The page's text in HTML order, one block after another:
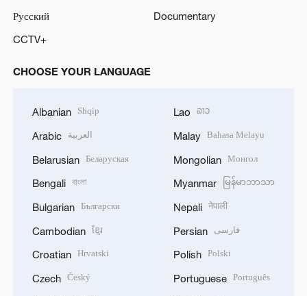
Русский
Documentary
CCTV+
CHOOSE YOUR LANGUAGE
Albanian Shqip
Arabic العربية
Belarusian Беларуская
Bengali বাংলা
Bulgarian Български
Cambodian ខ្មែរ
Croatian Hrvatski
Czech Český
Lao ລາວ
Malay Bahasa Melayu
Mongolian Монгол
Myanmar မြန်မာဘာသာ
Nepali नेपाली
Persian فارسی
Polish Polski
Portuguese Português